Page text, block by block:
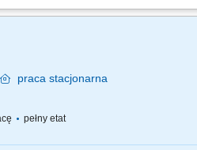
i naprawę usterek. Realizacja
praca stacjonarna
pełny etat